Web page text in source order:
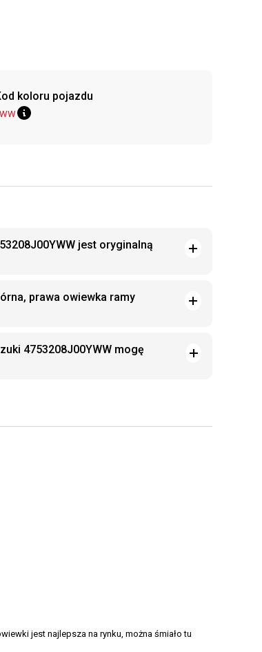
koloru pojazdu
jest oryginalną
prawa owiewka ramy
4753208J00YWW mogę
jest najlepsza na rynku, można śmiało tu